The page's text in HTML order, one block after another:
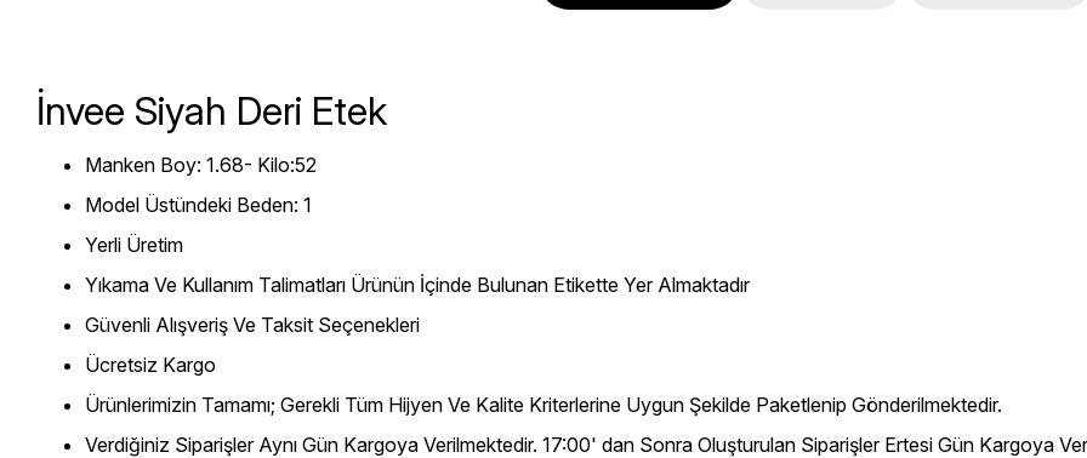
İnvee Siyah Deri Etek
Manken Boy: 1.68- Kilo:52
Model Üstündeki Beden: 1
Yerli Üretim
Yıkama Ve Kullanım Talimatları Ürünün İçinde Bulunan Etikette Yer Almaktadır
Güvenli Alışveriş Ve Taksit Seçenekleri
Ücretsiz Kargo
Ürünlerimizin Tamamı; Gerekli Tüm Hijyen Ve Kalite Kriterlerine Uygun Şekilde Paketlenip Gönderilmektedir.
Verdiğiniz Siparişler Aynı Gün Kargoya Verilmektedir. 17:00' dan Sonra Oluşturulan Siparişler Ertesi Gün Kargoya